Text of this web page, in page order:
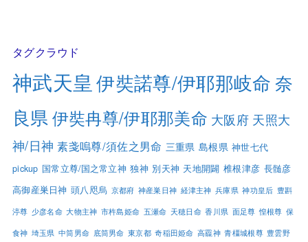
タグクラウド
神武天皇 伊奘諾尊/伊耶那岐命 奈
良県 伊奘冉尊/伊耶那美命 大阪府 天照大
神/日神 素戔嗚尊/須佐之男命 三重県 島根県 神世七代
pickup 国常立尊/国之常立神 独神 別天神 天地開闢 椎根津彦 長髄彦
高御産巣日神 頭八咫烏 京都府 神産巣日神 経津主神 兵庫県 神功皇后 豊斟
渟尊 少彦名命 大物主神 市杵島姫命 五瀬命 天穂日命 香川県 面足尊 惶根尊 保
食神 埼玉県 中筒男命 底筒男命 東京都 奇稲田姫命 高龗神 青橿城根尊 豊雲野